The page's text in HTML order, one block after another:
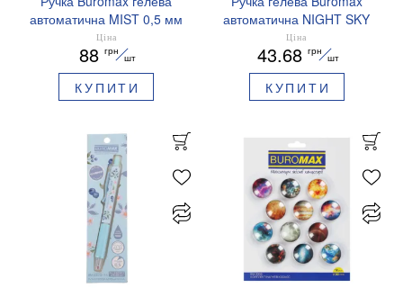
автоматична MIST 0,5 мм
сині чорнила BM.83103
Ціна
88 грн
шт
КУПИТИ
автоматична NIGHT SKY
ZODIAC 0.5 мм
ароматизований грип синє
чорнило BM.8379-01
Ціна
43.68 грн
шт
КУПИТИ